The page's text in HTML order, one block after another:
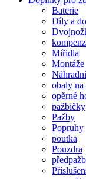
Baterie
Díly a
Miřidla
Montáže
obaly na
opěrné
pažbičky
Pažby
Popruhy
poutka
Pouzdra